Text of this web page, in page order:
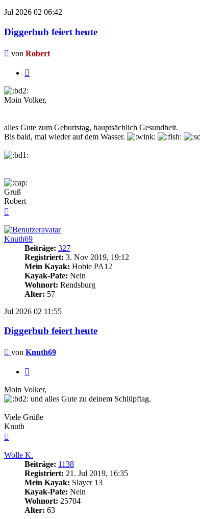
Jul 2026 02 06:42
Diggerbub feiert heute
Beitrag
von Robert
Moin Volker,
alles Gute zum Geburtstag, hauptsächlich Gesundheit.
Bis bald, mal wieder auf dem Wasser.
Gruß
Robert
Knuth69
Beiträge: 327
Registriert: 3. Nov 2019, 19:12
Mein Kayak: Hobie PA12
Kayak-Pate: Nein
Wohnort: Rendsburg
Alter: 57
Jul 2026 02 11:55
Diggerbub feiert heute
Beitrag
von Knuth69
Moin Volker,
und alles Gute zu deinem Schlüpftag.
Viele Grüße
Knuth
Wolle K.
Beiträge: 1138
Registriert: 21. Jul 2019, 16:35
Mein Kayak: Slayer 13
Kayak-Pate: Nein
Wohnort: 25704
Alter: 63